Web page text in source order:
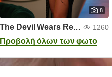
8
The Devil Wears Red Lace 1260
Προβολή όλων των φωτο